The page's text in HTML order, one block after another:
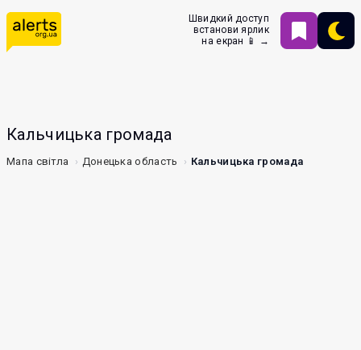
Швидкий доступ
встанови ярлик
на екран 📱 →
Кальчицька громада
Мапа світла Донецька область Кальчицька громада